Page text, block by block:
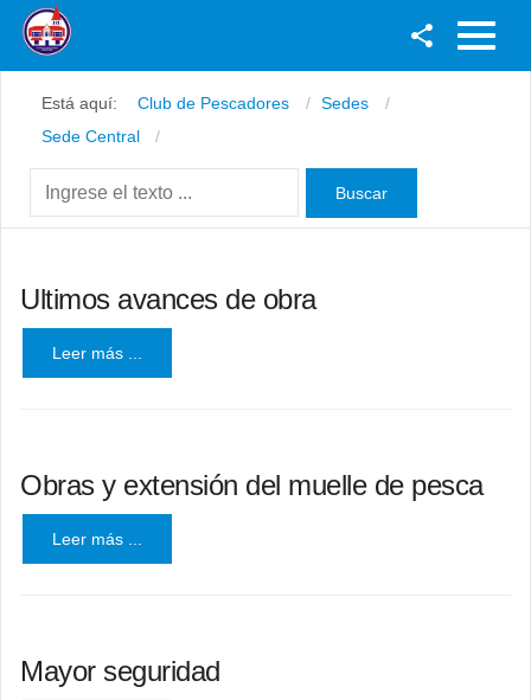
Youtube
Instagram
Está aquí: Club de Pescadores
Sedes
Sede Central
Ultimos avances de obra
Leer más ...
Obras y extensión del muelle de pesca
Leer más ...
Mayor seguridad